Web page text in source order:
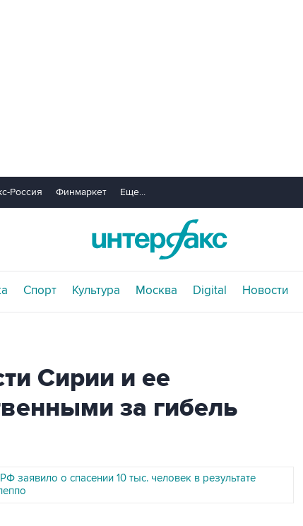
Россия Финмаркет Еще...
Спорт Культура Москва Digital Новости
Сирии и ее
за гибель
заявило о спасении 10 тыс. человек в результате